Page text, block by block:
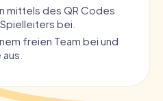
mittels des QR Codes
bei.
freien Team bei und